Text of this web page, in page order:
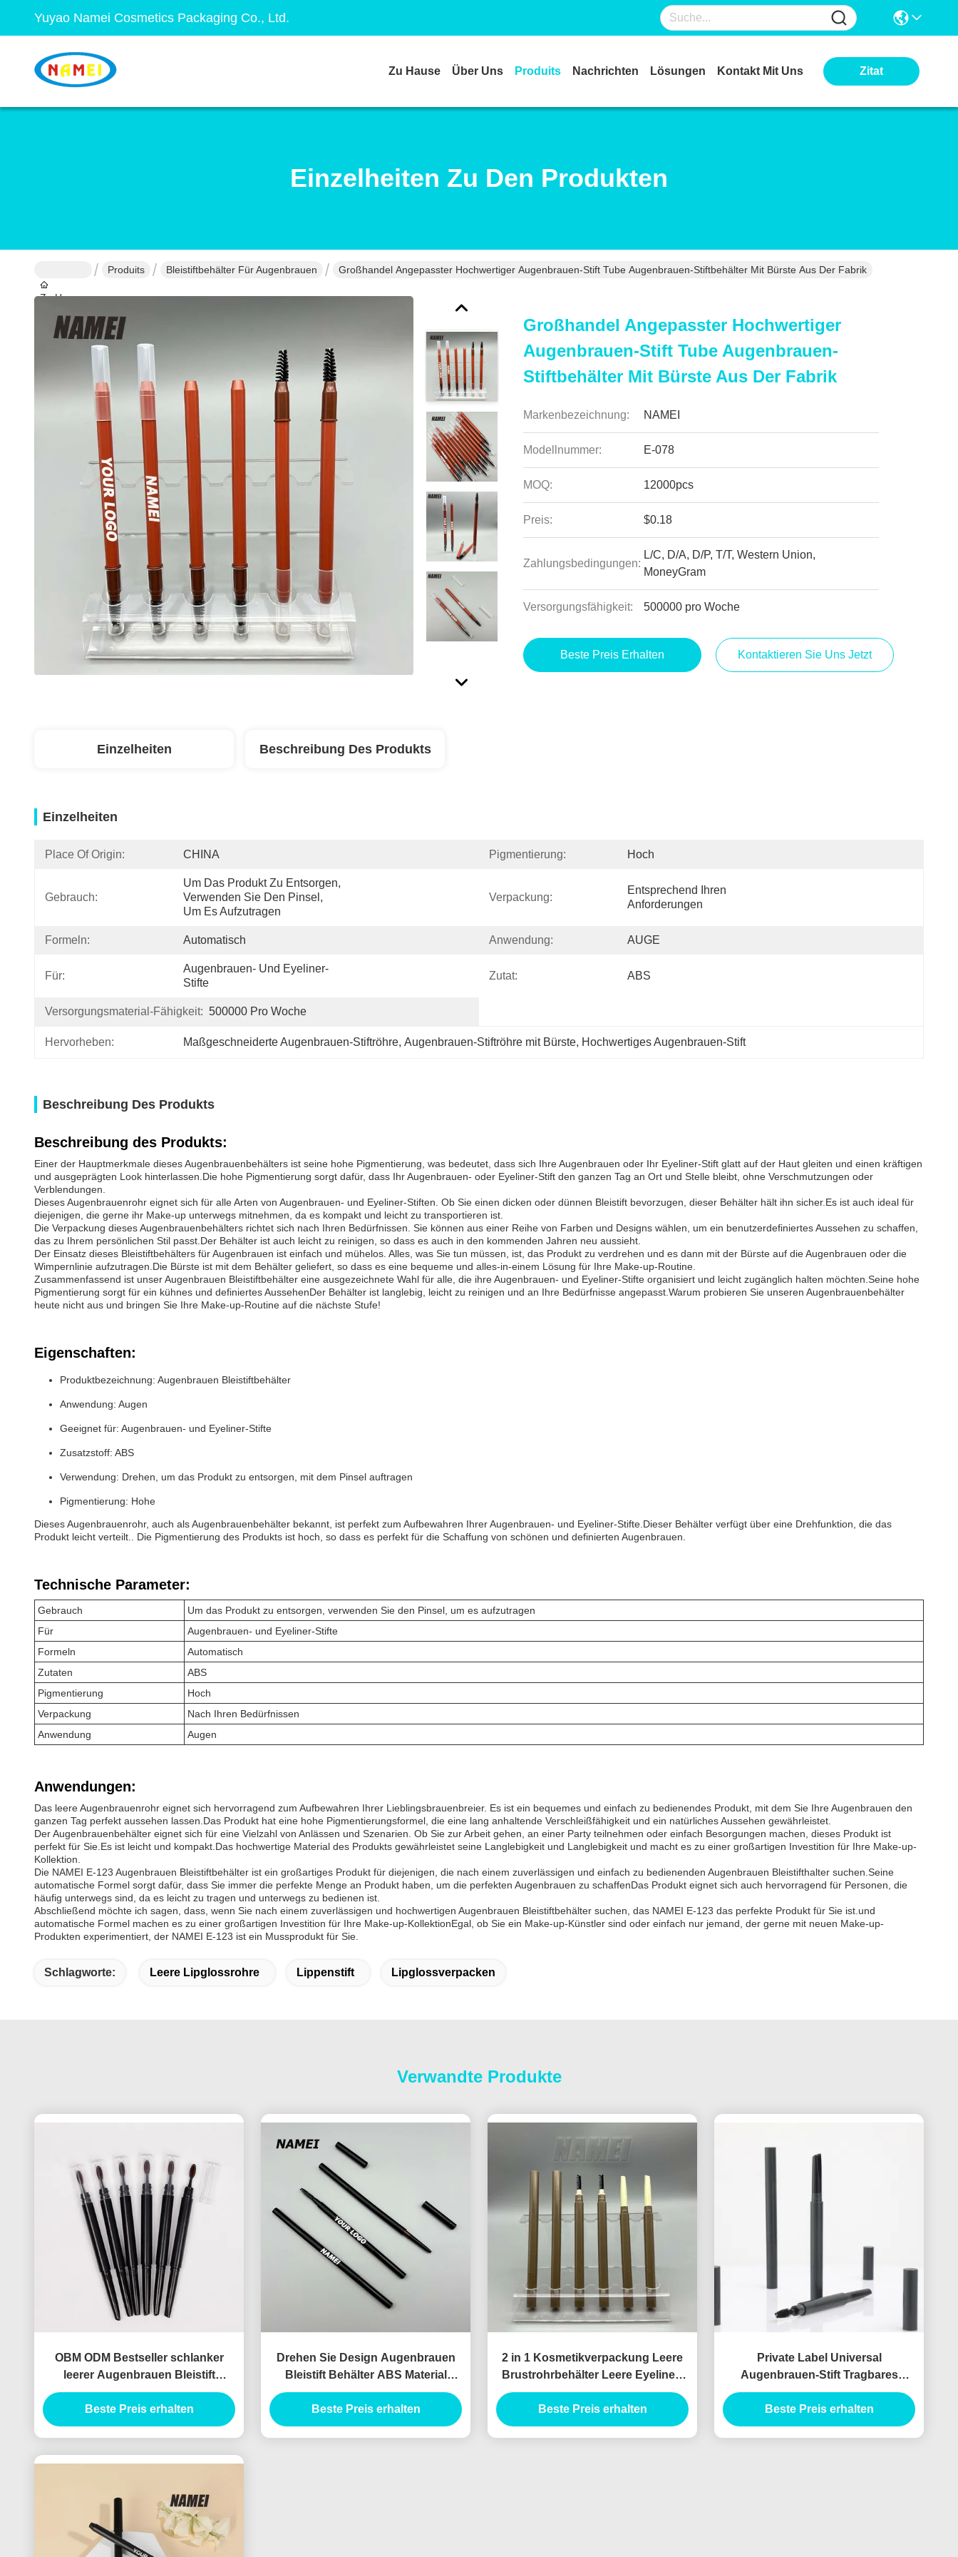
Yuyao Namei Cosmetics Packaging Co., Ltd.
Zu Hause Über Uns Produits Nachrichten Lösungen Kontakt Mit Uns Zitat
Einzelheiten Zu Den Produkten
Zu Hause
Produits Bleistiftbehälter Für Augenbrauen Großhandel Angepasster Hochwertiger Augenbrauen-Stift Tube Augenbrauen-Stiftbehälter Mit Bürste Aus Der Fabrik
Großhandel Angepasster Hochwertiger
Augenbrauen-Stift Tube Augenbrauen-
Stiftbehälter Mit Bürste Aus Der Fabrik
Markenbezeichnung: NAMEI
Modellnummer: E-078
MOQ: 12000pcs
Preis: $0.18
Zahlungsbedingungen:
L/C, D/A, D/P, T/T, Western Union,
MoneyGram
Versorgungsfähigkeit: 500000 pro Woche
Beste Preis Erhalten Kontaktieren Sie Uns Jetzt
Einzelheiten Beschreibung Des Produkts
Einzelheiten
Place Of Origin: CHINA Pigmentierung: Hoch
Gebrauch:
Um Das Produkt Zu Entsorgen,
Verwenden Sie Den Pinsel,
Um Es Aufzutragen
Verpackung:
Entsprechend Ihren
Anforderungen
Formeln: Automatisch Anwendung: AUGE
Für:
Augenbrauen- Und Eyeliner-
Stifte
Zutat: ABS
Versorgungsmaterial-Fähigkeit: 500000 Pro Woche
Hervorheben: Maßgeschneiderte Augenbrauen-Stiftröhre, Augenbrauen-Stiftröhre mit Bürste, Hochwertiges Augenbrauen-Stift
Beschreibung Des Produkts
Beschreibung des Produkts:
Einer der Hauptmerkmale dieses Augenbrauenbehälters ist seine hohe Pigmentierung, was bedeutet, dass sich Ihre Augenbrauen oder Ihr Eyeliner-Stift glatt auf der Haut gleiten und einen kräftigen
und ausgeprägten Look hinterlassen.Die hohe Pigmentierung sorgt dafür, dass Ihr Augenbrauen- oder Eyeliner-Stift den ganzen Tag an Ort und Stelle bleibt, ohne Verschmutzungen oder
Verblendungen.
Dieses Augenbrauenrohr eignet sich für alle Arten von Augenbrauen- und Eyeliner-Stiften. Ob Sie einen dicken oder dünnen Bleistift bevorzugen, dieser Behälter hält ihn sicher.Es ist auch ideal für
diejenigen, die gerne ihr Make-up unterwegs mitnehmen, da es kompakt und leicht zu transportieren ist.
Die Verpackung dieses Augenbrauenbehälters richtet sich nach Ihren Bedürfnissen. Sie können aus einer Reihe von Farben und Designs wählen, um ein benutzerdefiniertes Aussehen zu schaffen,
das zu Ihrem persönlichen Stil passt.Der Behälter ist auch leicht zu reinigen, so dass es auch in den kommenden Jahren neu aussieht.
Der Einsatz dieses Bleistiftbehälters für Augenbrauen ist einfach und mühelos. Alles, was Sie tun müssen, ist, das Produkt zu verdrehen und es dann mit der Bürste auf die Augenbrauen oder die
Wimpernlinie aufzutragen.Die Bürste ist mit dem Behälter geliefert, so dass es eine bequeme und alles-in-einem Lösung für Ihre Make-up-Routine.
Zusammenfassend ist unser Augenbrauen Bleistiftbehälter eine ausgezeichnete Wahl für alle, die ihre Augenbrauen- und Eyeliner-Stifte organisiert und leicht zugänglich halten möchten.Seine hohe
Pigmentierung sorgt für ein kühnes und definiertes AussehenDer Behälter ist langlebig, leicht zu reinigen und an Ihre Bedürfnisse angepasst.Warum probieren Sie unseren Augenbrauenbehälter
heute nicht aus und bringen Sie Ihre Make-up-Routine auf die nächste Stufe!
Eigenschaften:
Produktbezeichnung: Augenbrauen Bleistiftbehälter
Anwendung: Augen
Geeignet für: Augenbrauen- und Eyeliner-Stifte
Zusatzstoff: ABS
Verwendung: Drehen, um das Produkt zu entsorgen, mit dem Pinsel auftragen
Pigmentierung: Hohe
Dieses Augenbrauenrohr, auch als Augenbrauenbehälter bekannt, ist perfekt zum Aufbewahren Ihrer Augenbrauen- und Eyeliner-Stifte.Dieser Behälter verfügt über eine Drehfunktion, die das
Produkt leicht verteilt.. Die Pigmentierung des Produkts ist hoch, so dass es perfekt für die Schaffung von schönen und definierten Augenbrauen.
Technische Parameter:
Gebrauch
Um das Produkt zu entsorgen, verwenden Sie den Pinsel, um es aufzutragen
Für
Augenbrauen- und Eyeliner-Stifte
Formeln
Automatisch
Zutaten
ABS
Pigmentierung
Hoch
Verpackung
Nach Ihren Bedürfnissen
Anwendung
Augen
Anwendungen:
Das leere Augenbrauenrohr eignet sich hervorragend zum Aufbewahren Ihrer Lieblingsbrauenbreier. Es ist ein bequemes und einfach zu bedienendes Produkt, mit dem Sie Ihre Augenbrauen den
ganzen Tag perfekt aussehen lassen.Das Produkt hat eine hohe Pigmentierungsformel, die eine lang anhaltende Verschleißfähigkeit und ein natürliches Aussehen gewährleistet.
Der Augenbrauenbehälter eignet sich für eine Vielzahl von Anlässen und Szenarien. Ob Sie zur Arbeit gehen, an einer Party teilnehmen oder einfach Besorgungen machen, dieses Produkt ist
perfekt für Sie.Es ist leicht und kompakt.Das hochwertige Material des Produkts gewährleistet seine Langlebigkeit und Langlebigkeit und macht es zu einer großartigen Investition für Ihre Make-up-
Kollektion.
Die NAMEI E-123 Augenbrauen Bleistiftbehälter ist ein großartiges Produkt für diejenigen, die nach einem zuverlässigen und einfach zu bedienenden Augenbrauen Bleistifthalter suchen.Seine
automatische Formel sorgt dafür, dass Sie immer die perfekte Menge an Produkt haben, um die perfekten Augenbrauen zu schaffenDas Produkt eignet sich auch hervorragend für Personen, die
häufig unterwegs sind, da es leicht zu tragen und unterwegs zu bedienen ist.
Abschließend möchte ich sagen, dass, wenn Sie nach einem zuverlässigen und hochwertigen Augenbrauen Bleistiftbehälter suchen, das NAMEI E-123 das perfekte Produkt für Sie ist.und
automatische Formel machen es zu einer großartigen Investition für Ihre Make-up-KollektionEgal, ob Sie ein Make-up-Künstler sind oder einfach nur jemand, der gerne mit neuen Make-up-
Produkten experimentiert, der NAMEI E-123 ist ein Mussprodukt für Sie.
Schlagworte: Leere Lipglossrohre Lippenstift Lipglossverpacken
Verwandte Produkte
OBM ODM Bestseller schlanker
leerer Augenbrauen Bleistift
Behälter schlanker leerer
Augenbrauen Bleistift
Beste Preis erhalten
Drehen Sie Design Augenbrauen
Bleistift Behälter ABS Material
Automatische Formel
Beste Preis erhalten
2 in 1 Kosmetikverpackung Leere
Brustrohrbehälter Leere Eyeliner-
Rohrbehälter
Beste Preis erhalten
Private Label Universal
Augenbrauen-Stift Tragbares
Augenbrauen-Makeup-Stift-Rohr
Doppel-Ende Augenbrauen-Stift
Custom Augenbrauen-Stift-Hülle
Beste Preis erhalten